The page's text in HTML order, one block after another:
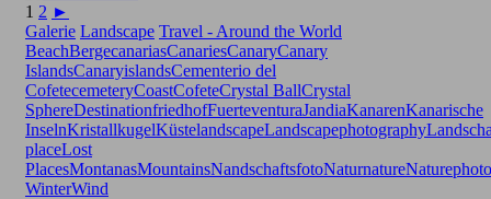
1 2 ►
Galerie Landscape Travel - Around the World
BeachBergecanariasCanariesCanaryCanary
IslandsCanaryislandsCementerio del
CofetecemeteryCoastCofeteCrystal BallCrystal
SphereDestinationfriedhofFuerteventuraJandiaKanarenKanarische
InselnKristallkugelKüstelandscapeLandscapephotography
placeLost
PlacesMontanasMountainsNandschaftsfotoNaturnature
WinterWind